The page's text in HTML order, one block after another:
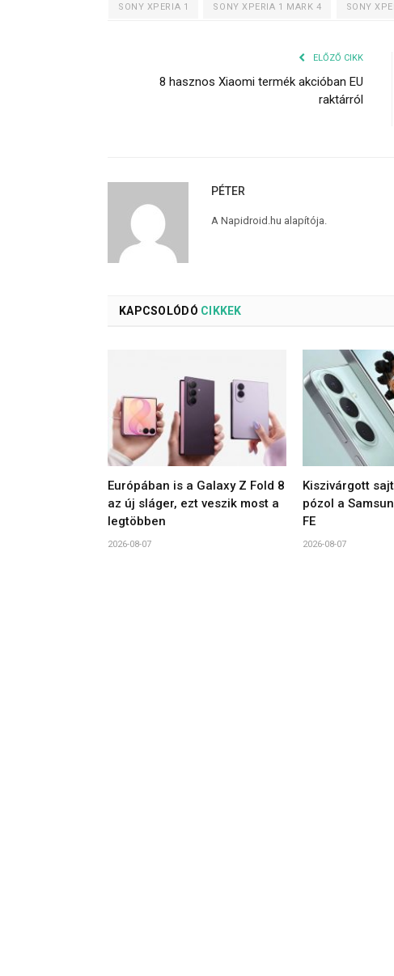
SONY XPERIA 1 SONY XPERIA 1 MARK 4 SONY
ELŐZŐ CIKK
8 hasznos Xiaomi termék akcióban EU
raktárról
PÉTER
A Napidroid.hu alapítója.
KAPCSOLÓDÓ CIKKEK
Európában is a Galaxy Z Fold 8
az új sláger, ezt veszik most a
legtöbben
2026-08-07
Kiszivárgott
pózol a
FE
2026-08-07